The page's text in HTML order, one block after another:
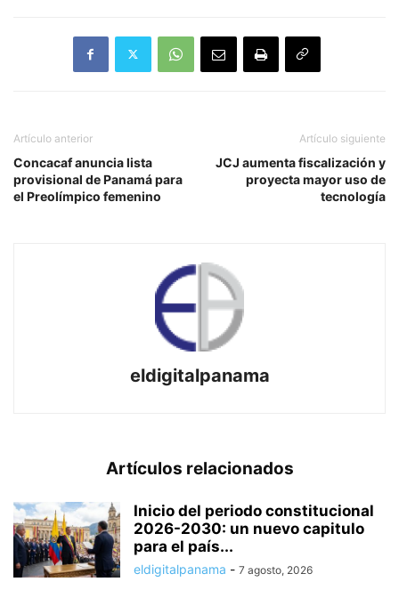
Artículo anterior
Concacaf anuncia lista
provisional de Panamá para
el Preolímpico femenino
Artículo siguiente
JCJ aumenta fiscalización y
proyecta mayor uso de
tecnología
eldigitalpanama
Artículos relacionados
Inicio del periodo constitucional
2026-2030: un nuevo capitulo
para el país...
eldigitalpanama - 7 agosto, 2026